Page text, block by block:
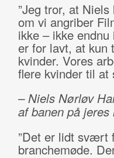
”Jeg tror, at
om vi angriber
ikke – ikke
er for lavt, at kun
kvinder. Vores
flere kvinder til at
– Niels Nørløv
af banen på jeres
”Det er lidt svært
branchemøde.